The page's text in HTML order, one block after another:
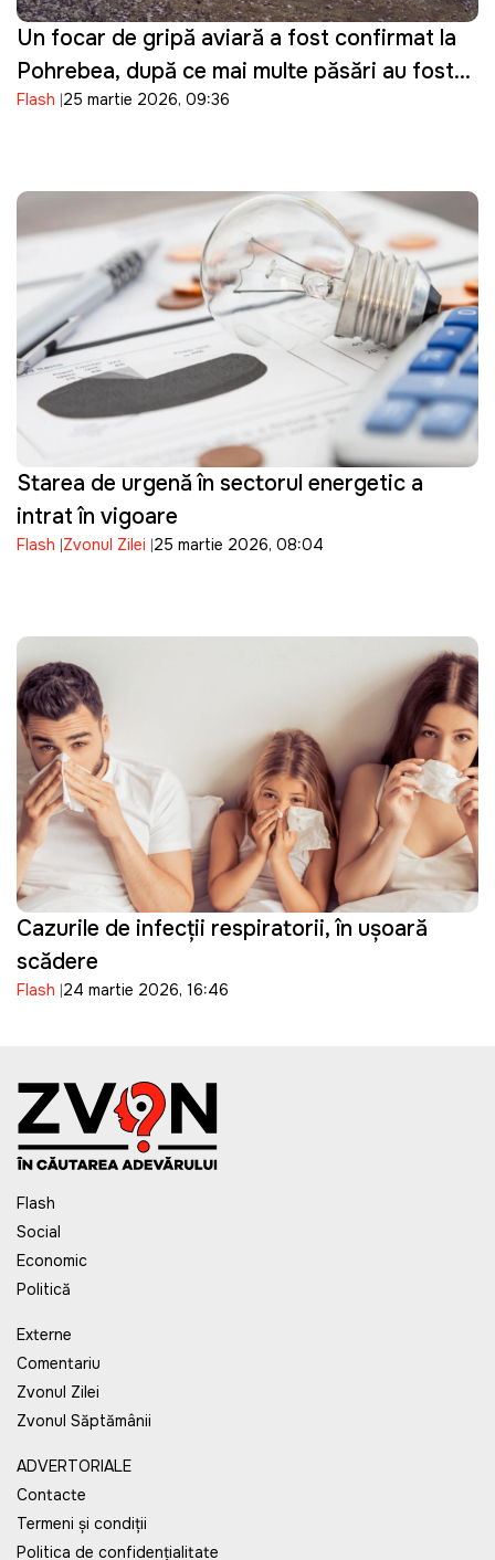
Un focar de gripă aviară a fost confirmat la
Pohrebea, după ce mai multe păsări au fost
descoperite moarte pe Nistru
Flash 25 martie 2026, 09:36
Starea de urgență în sectorul energetic a
intrat în vigoare
Flash Zvonul Zilei 25 martie 2026, 08:04
Cazurile de infecții respiratorii, în ușoară
scădere
Flash 24 martie 2026, 16:46
Flash
Social
Economic
Politică
Externe
Comentariu
Zvonul Zilei
Zvonul Săptămânii
ADVERTORIALE
Contacte
Termeni și condiții
Politica de confidențialitate